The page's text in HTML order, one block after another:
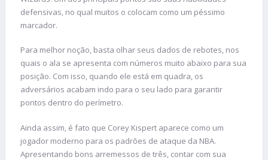
defensivas, no qual muitos o colocam como um péssimo
marcador.
Para melhor noção, basta olhar seus dados de rebotes, nos
quais o ala se apresenta com números muito abaixo para sua
posição. Com isso, quando ele está em quadra, os
adversários acabam indo para o seu lado para garantir
pontos dentro do perímetro.
Ainda assim, é fato que Corey Kispert aparece como um
jogador moderno para os padrões de ataque da NBA.
Apresentando bons arremessos de três, contar com sua